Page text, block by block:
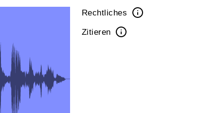
Rechtliches
Zitieren